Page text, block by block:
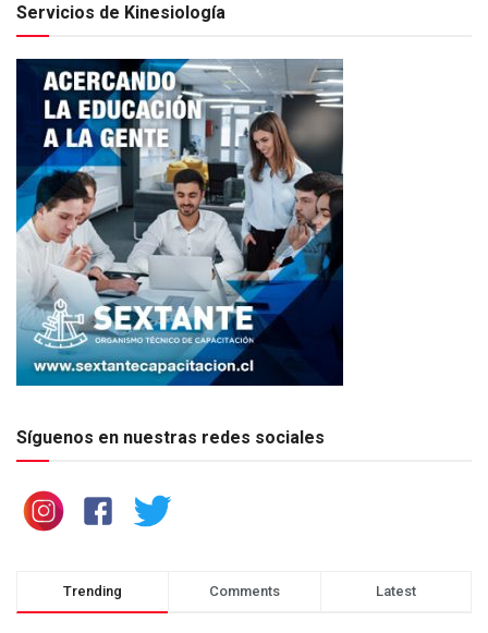
Servicios de Kinesiología
Síguenos en nuestras redes sociales
Trending Comments Latest